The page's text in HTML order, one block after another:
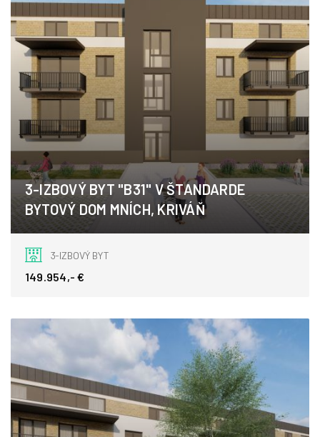
3-IZBOVÝ BYT "B31" V ŠTANDARDE
BYTOVÝ DOM MNÍCH, KRIVÁŇ
Kriváň
3-IZBOVÝ BYT
149.954,- €